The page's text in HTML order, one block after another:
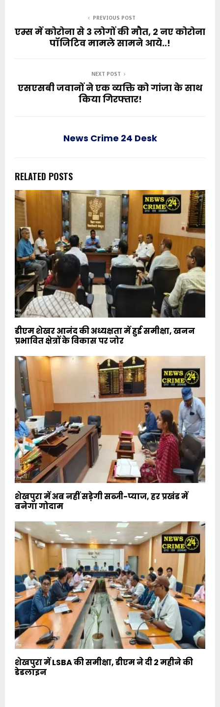
PREVIOUS POST
एम्स में कोरोना से 3 लोगों की मौत, 2 नए कोरोना
पॉजिटिव मामले सामने आये..!
NEXT POST
एसएसबी जवानों ने एक व्यक्ति को गांजा के साथ
किया गिरफ्तार!
News Crime 24 Desk
RELATED POSTS
डीएम शेखर आनंद की अध्यक्षता में हुई समीक्षा, खनन
प्रभावित क्षेत्रों के विकास पर जोर
शेखपुरा में अब नहीं सड़ेगी सब्जी-प्याज, हर प्रखंड में
बनेगा गोदाम
शेखपुरा में LSBA की समीक्षा, डीएम ने दी 2 महीने की
डेडलाइन